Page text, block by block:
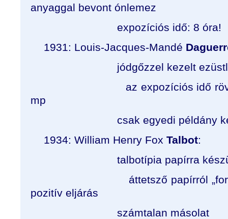
anyaggal bevont ónlemez
expozíciós idő: 8 óra!
1931: Louis-Jacques-Mandé
jódgőzzel kezelt
az expozíciós idő rövidül:
mp
csak egyedi példány
1934: William Henry Fox Talbot:
talbotípia papírra
áttetsző papírról
pozitív eljárás
számtalan másolat